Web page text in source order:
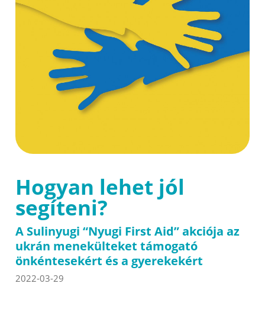
Hogyan lehet jól
segíteni?
A Sulinyugi “Nyugi First Aid” akciója az
ukrán menekülteket támogató
önkéntesekért és a gyerekekért
2022-03-29